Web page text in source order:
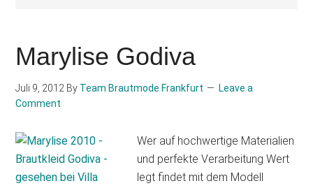
Marylise Godiva
Juli 9, 2012 By Team Brautmode Frankfurt
Leave a
Comment
Wer auf hochwertige Materialien
und perfekte Verarbeitung Wert
legt findet mit dem Modell